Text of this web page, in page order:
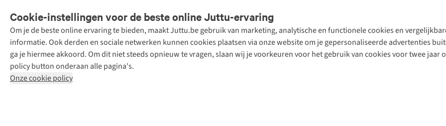
Cookie-instellingen voor de beste online Juttu-ervaring
Om je de beste online ervaring te bieden, maakt Juttu.be gebruik van marketing, analytische en functionele cookies en
informatie. Ook derden en sociale netwerken kunnen cookies plaatsen via onze website om je gepersonaliseerde advertenties
ga je hiermee akkoord. Om dit niet steeds opnieuw te vragen, slaan wij je voorkeuren voor het gebruik van cookies voor twee
policy button onderaan alle pagina's.
Onze cookie policy
Disclaimer Privacy Policy
Retail Concepts
N.V.,
Smallandlaan
9, 2660